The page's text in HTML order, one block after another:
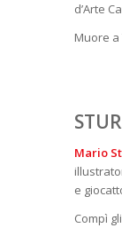
d’Arte
Muore a
Mario
e
Compì